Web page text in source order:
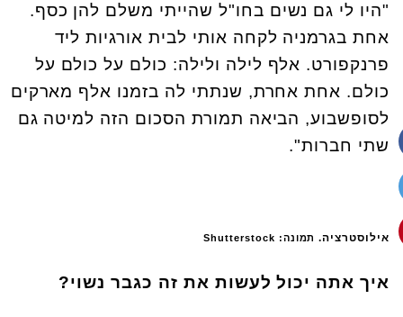
"היו לי גם נשים בחו"ל שהייתי משלם להן כסף.
אחת בגרמניה לקחה אותי לבית אורגיות ליד
פרנקפורט. אלף לילה ולילה: כולם על כולם על
כולם. אחת אחרת, שנתתי לה בזמנו אלף מארקים
לסופשבוע, הביאה תמורת הסכום הזה למיטה גם
שתי חברות".
אילוסטרציה. תמונה: Shutterstock
איך אתה יכול לעשות את זה כגבר נשוי?